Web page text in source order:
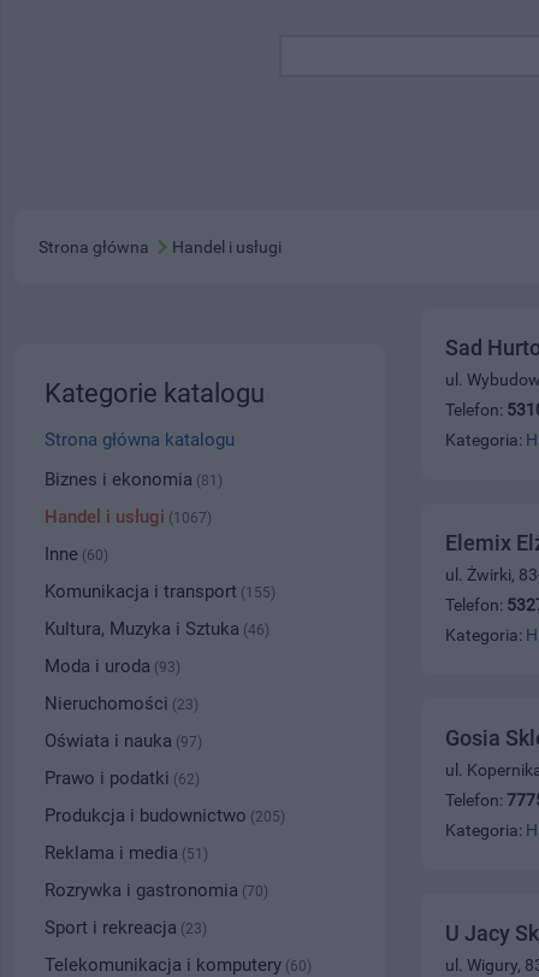
Strona główna Handel i usługi
Sad
ul.
Telefon:
Kategoria:
Elemix
ul. Żwirki,
Telefon:
Kategoria:
Gosia
ul.
Telefon:
Kategoria:
U Jacy
ul. Wigury,
Kategorie katalogu
Strona główna katalogu
Biznes i ekonomia (81)
Handel i usługi (1067)
Inne (60)
Komunikacja i transport (155)
Kultura, Muzyka i Sztuka (46)
Moda i uroda (93)
Nieruchomości (23)
Oświata i nauka (97)
Prawo i podatki (62)
Produkcja i budownictwo (205)
Reklama i media (51)
Rozrywka i gastronomia (70)
Sport i rekreacja (23)
Telekomunikacja i komputery (60)